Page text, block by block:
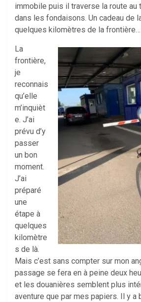
immobile puis il traverse la route au
dans les fondaisons. Un cadeau de
quelques kilomètres de la frontière…
La
frontière,
je
reconnais
qu’elle
m’inquièt
e. J’ai
prévu d’y
passer
un bon
moment.
J’ai
préparé
une
étape à
quelques
kilomètre
s de là.
Mais c’est sans compter sur mon
passage se fera en à peine deux
et les douanières semblent plus
aventure que par mes papiers. Il y a